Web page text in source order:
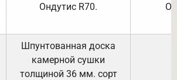
Ондутис R70.
Шпунтованная доска
камерной сушки
толщиной 36 мм. сорт